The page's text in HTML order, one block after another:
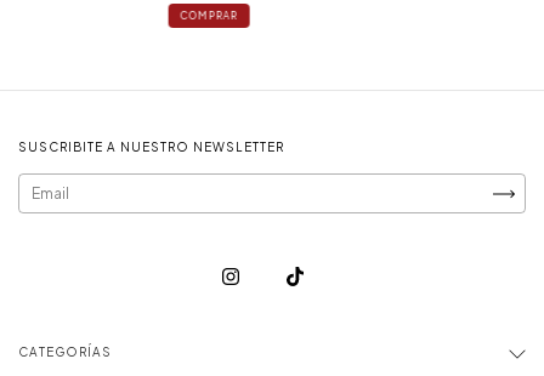
COMPRAR
SUSCRIBITE A NUESTRO NEWSLETTER
CATEGORÍAS